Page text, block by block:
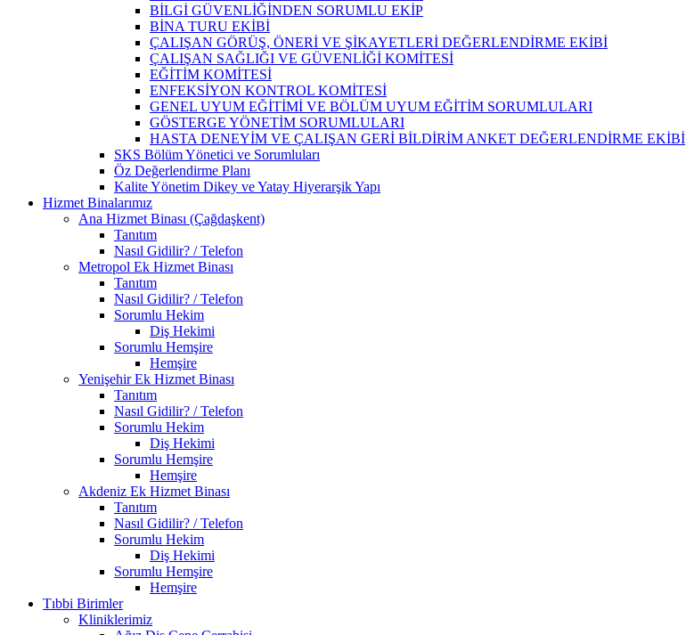
BİLGİ GÜVENLİĞİNDEN SORUMLU EKİP
BİNA TURU EKİBİ
ÇALIŞAN GÖRÜŞ, ÖNERİ VE ŞİKAYETLERİ DEĞERLENDİRME EKİBİ
ÇALIŞAN SAĞLIĞI VE GÜVENLİĞİ KOMİTESİ
EĞİTİM KOMİTESİ
ENFEKSİYON KONTROL KOMİTESİ
GENEL UYUM EĞİTİMİ VE BÖLÜM UYUM EĞİTİM SORUMLULARI
GÖSTERGE YÖNETİM SORUMLULARI
HASTA DENEYİM VE ÇALIŞAN GERİ BİLDİRİM ANKET DEĞERLENDİRME EKİBİ
SKS Bölüm Yönetici ve Sorumluları
Öz Değerlendirme Planı
Kalite Yönetim Dikey ve Yatay Hiyerarşik Yapı
Hizmet Binalarımız
Ana Hizmet Binası (Çağdaşkent)
Tanıtım
Nasıl Gidilir? / Telefon
Metropol Ek Hizmet Binası
Tanıtım
Nasıl Gidilir? / Telefon
Sorumlu Hekim
Diş Hekimi
Sorumlu Hemşire
Hemşire
Yenişehir Ek Hizmet Binası
Tanıtım
Nasıl Gidilir? / Telefon
Sorumlu Hekim
Diş Hekimi
Sorumlu Hemşire
Hemşire
Akdeniz Ek Hizmet Binası
Tanıtım
Nasıl Gidilir? / Telefon
Sorumlu Hekim
Diş Hekimi
Sorumlu Hemşire
Hemşire
Tıbbi Birimler
Kliniklerimiz